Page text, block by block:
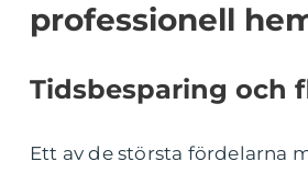
professionell
Tidsbesparing och
Ett av de största fördelarna